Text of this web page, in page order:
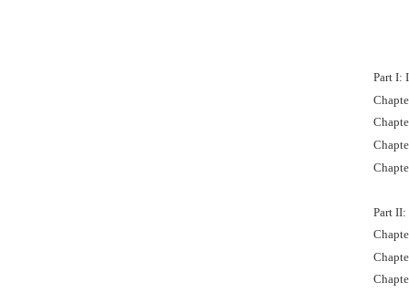
Part I:
Part